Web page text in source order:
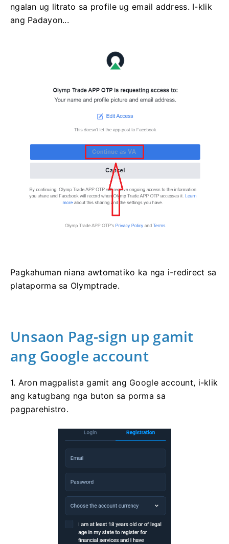
ngalan ug litrato sa profile ug email address. I-klik
ang Padayon...
Pagkahuman niana awtomatiko ka nga i-redirect sa
plataporma sa Olymptrade.
Unsaon Pag-sign up gamit
ang Google account
1. Aron magpalista gamit ang Google account, i-klik
ang katugbang nga buton sa porma sa
pagparehistro.